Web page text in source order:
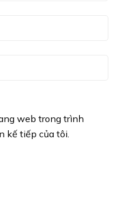
web trong trình
kế tiếp của tôi.